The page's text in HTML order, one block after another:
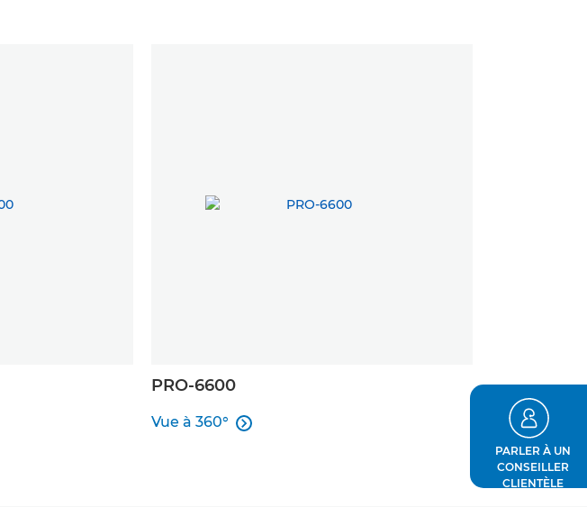
PRO-6600
Vue à 360°
Vue à 360°

PARLER À UN
CONSEILLER
CLIENTÈLE